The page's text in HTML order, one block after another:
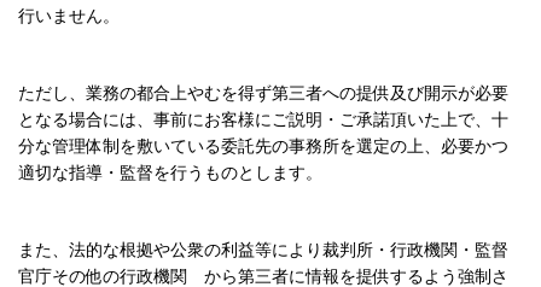
行いません。
ただし、業務の都合上やむを得ず第三者への提供及び開示が必要
となる場合には、事前にお客様にご説明・ご承諾頂いた上で、十
分な管理体制を敷いている委託先の事務所を選定の上、必要かつ
適切な指導・監督を行うものとします。
また、法的な根拠や公衆の利益等により裁判所・行政機関・監督
官庁その他の行政機関 から第三者に情報を提供するよう強制さ